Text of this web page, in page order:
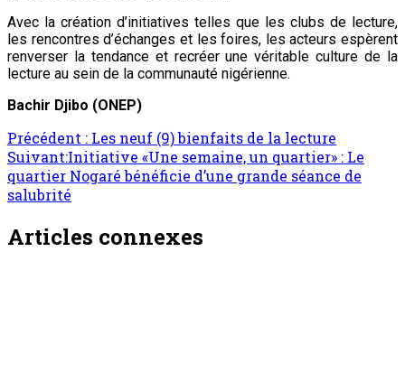
Avec la création d’initiatives telles que les clubs de lecture,
les rencontres d’échanges et les foires, les acteurs espèrent
renverser la tendance et recréer une véritable culture de la
lecture au sein de la communauté nigérienne.
Bachir Djibo (ONEP)
Précédent : Les neuf (9) bienfaits de la lecture
Suivant:Initiative «Une semaine, un quartier» : Le
quartier Nogaré bénéficie d’une grande séance de
salubrité
Articles connexes